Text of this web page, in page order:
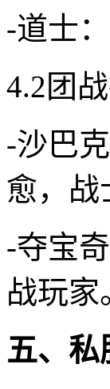
-道士
4.2团
-沙巴
愈，战
-夺宝
战玩家
五、私